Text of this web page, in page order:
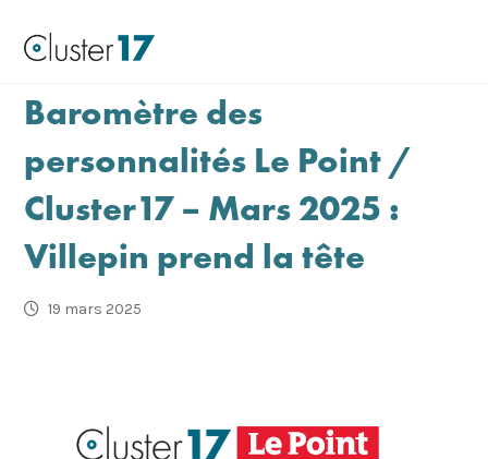
Baromètre des
personnalités Le Point /
Cluster17 – Mars 2025 :
Villepin prend la tête
19 mars 2025